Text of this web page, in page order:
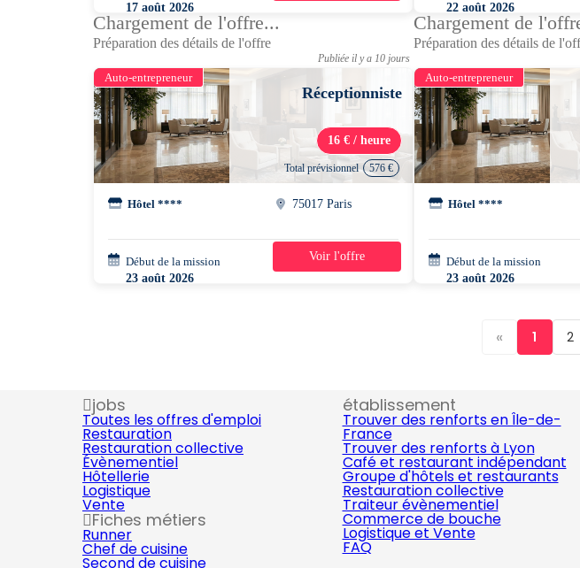
17 août 2026
07h00 - 14h30
22 août 2026
08h00 - 14h00
Chargement de l'offre...
Préparation des détails de l'offre
Publiée il y a 10 jours
Auto-entrepreneur
Réceptionniste
16 € / heure
Total prévisionnel 576 €
Hôtel **** 75017 Paris
Début de la mission
23 août 2026
3 jours
Voir l'offre
Chargement de
Préparation des détails de
Auto-entrepreneur
Hôtel ****
Début de la mission
23 août 2026
« 1 2
jobs
Toutes les offres d'emploi
Restauration
Restauration collective
Évènementiel
Hôtellerie
Logistique
Vente
Fiches métiers
Runner
Chef de cuisine
Second de cuisine
établissement
Trouver des renforts en Île-de-
France
Trouver des renforts à Lyon
Café et restaurant indépendant
Groupe d'hôtels et restaurants
Restauration collective
Traiteur évènementiel
Commerce de bouche
Logistique et Vente
FAQ